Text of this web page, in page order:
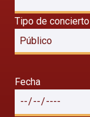
Tipo de concierto
Fecha